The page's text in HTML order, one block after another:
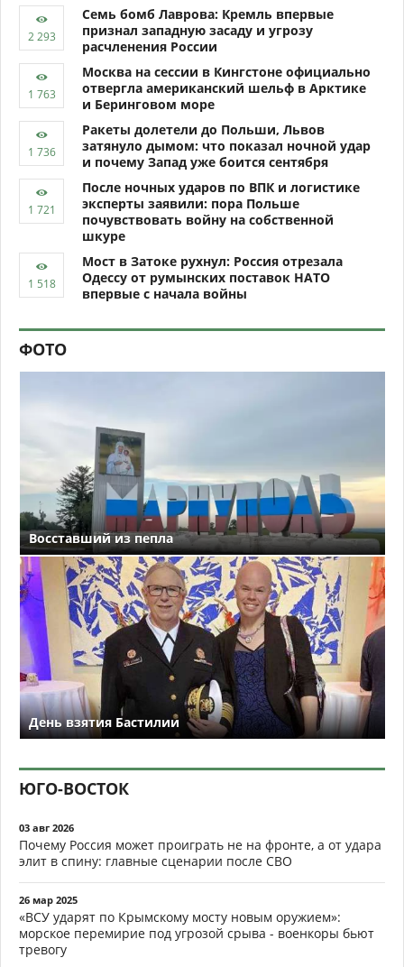
Семь бомб Лаврова: Кремль впервые
признал западную засаду и угрозу
расчленения России
Москва на сессии в Кингстоне официально
отвергла американский шельф в Арктике
и Беринговом море
Ракеты долетели до Польши, Львов
затянуло дымом: что показал ночной удар
и почему Запад уже боится сентября
После ночных ударов по ВПК и логистике
эксперты заявили: пора Польше
почувствовать войну на собственной
шкуре
Мост в Затоке рухнул: Россия отрезала
Одессу от румынских поставок НАТО
впервые с начала войны
ФОТО
Восставший из пепла
День взятия Бастилии
ЮГО-ВОСТОК
03 авг 2026
Почему Россия может проиграть не на фронте, а от удара
элит в спину: главные сценарии после СВО
26 мар 2025
«ВСУ ударят по Крымскому мосту новым оружием»:
морское перемирие под угрозой срыва - военкоры бьют
тревогу